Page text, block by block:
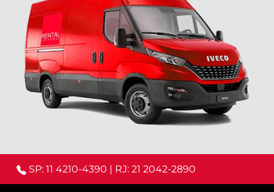
SP: 11 4210-4390 | RJ: 21 2042-2890